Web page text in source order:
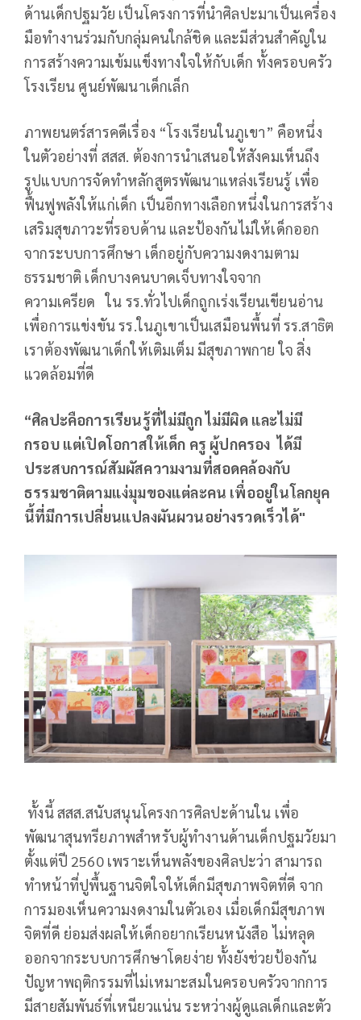
ด้านเด็กปฐมวัย เป็นโครงการที่นำศิลปะมาเป็นเครื่อง
มือทำงานร่วมกับกลุ่มคนใกล้ชิด และมีส่วนสำคัญใน
การสร้างความเข้มแข็งทางใจให้กับเด็ก ทั้งครอบครัว
โรงเรียน ศูนย์พัฒนาเด็กเล็ก
ภาพยนตร์สารคดีเรื่อง “โรงเรียนในภูเขา” คือหนึ่ง
ในตัวอย่างที่ สสส. ต้องการนำเสนอให้สังคมเห็นถึง
รูปแบบการจัดทำหลักสูตรพัฒนาแหล่งเรียนรู้ เพื่อ
ฟื้นฟูพลังให้แก่เด็ก เป็นอีกทางเลือกหนึ่งในการสร้าง
เสริมสุขภาวะที่รอบด้าน และป้องกันไม่ให้เด็กออก
จากระบบการศึกษา เด็กอยู่กับความงดงามตาม
ธรรมชาติ เด็กบางคนบาดเจ็บทางใจจาก
ความเครียด ใน รร.ทั่วไปเด็กถูกเร่งเรียนเขียนอ่าน
เพื่อการแข่งขัน รร.ในภูเขาเป็นเสมือนพื้นที่ รร.สาธิต
เราต้องพัฒนาเด็กให้เติมเต็ม มีสุขภาพกาย ใจ สิ่ง
แวดล้อมที่ดี
“ศิลปะคือการเรียนรู้ที่ไม่มีถูก ไม่มีผิด และไม่มี
กรอบ แต่เปิดโอกาสให้เด็ก ครู ผู้ปกครอง ได้มี
ประสบการณ์สัมผัสความงามที่สอดคล้องกับ
ธรรมชาติตามแง่มุมของแต่ละคน เพื่ออยู่ในโลกยุค
นี้ที่มีการเปลี่ยนแปลงผันผวนอย่างรวดเร็วได้"
ทั้งนี้ สสส.สนับสนุนโครงการศิลปะด้านใน เพื่อ
พัฒนาสุนทรียภาพสำหรับผู้ทำงานด้านเด็กปฐมวัยมา
ตั้งแต่ปี 2560 เพราะเห็นพลังของศิลปะว่า สามารถ
ทำหน้าที่ปูพื้นฐานจิตใจให้เด็กมีสุขภาพจิตที่ดี จาก
การมองเห็นความงดงามในตัวเอง เมื่อเด็กมีสุขภาพ
จิตที่ดี ย่อมส่งผลให้เด็กอยากเรียนหนังสือ ไม่หลุด
ออกจากระบบการศึกษาโดยง่าย ทั้งยังช่วยป้องกัน
ปัญหาพฤติกรรมที่ไม่เหมาะสมในครอบครัวจากการ
มีสายสัมพันธ์ที่เหนียวแน่น ระหว่างผู้ดูแลเด็กและตัว